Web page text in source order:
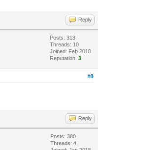
Reply
Posts: 313
Threads: 10
Joined: Feb 2018
Reputation:3
#8
Reply
Posts: 380
Threads: 4